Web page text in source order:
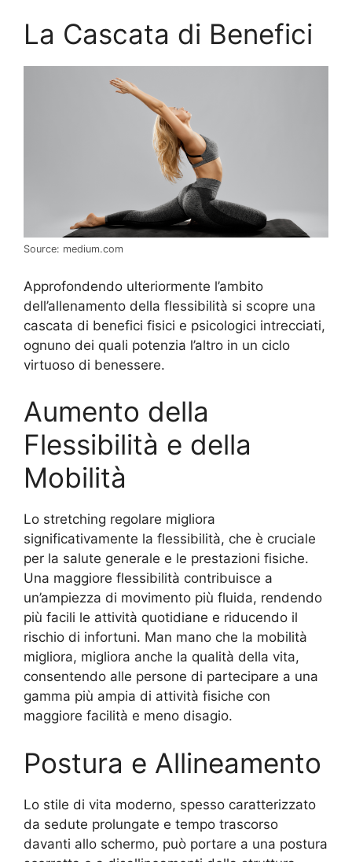
La Cascata di Benefici
Source: medium.com
Approfondendo ulteriormente l’ambito
dell’allenamento della flessibilità si scopre una
cascata di benefici fisici e psicologici intrecciati,
ognuno dei quali potenzia l’altro in un ciclo
virtuoso di benessere.
Aumento della
Flessibilità e della
Mobilità
Lo stretching regolare migliora
significativamente la flessibilità, che è cruciale
per la salute generale e le prestazioni fisiche.
Una maggiore flessibilità contribuisce a
un’ampiezza di movimento più fluida, rendendo
più facili le attività quotidiane e riducendo il
rischio di infortuni. Man mano che la mobilità
migliora, migliora anche la qualità della vita,
consentendo alle persone di partecipare a una
gamma più ampia di attività fisiche con
maggiore facilità e meno disagio.
Postura e Allineamento
Lo stile di vita moderno, spesso caratterizzato
da sedute prolungate e tempo trascorso
davanti allo schermo, può portare a una postura